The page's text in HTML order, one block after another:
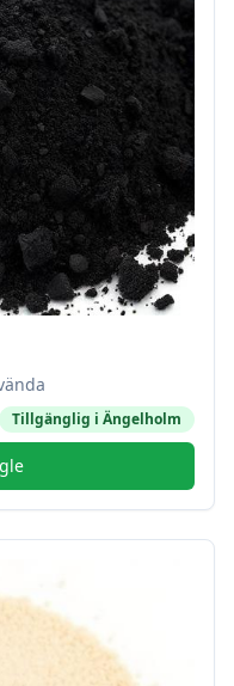
Tillgänglig i Ängelholm